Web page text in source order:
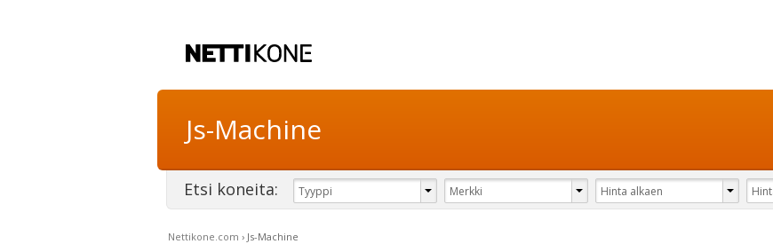
Js-Machine
Etsi koneita:
Nettikone.com › Js-Machine